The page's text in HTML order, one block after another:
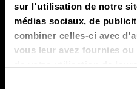
sur l'utilisation de notre
médias sociaux, de
combiner celles-ci avec
vous leur avez fournies
Produits TANA